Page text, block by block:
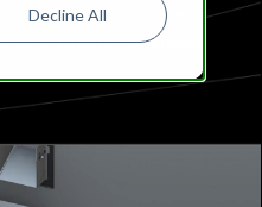
Decline All
dessous pour recevoir
vous aideront à réaliser